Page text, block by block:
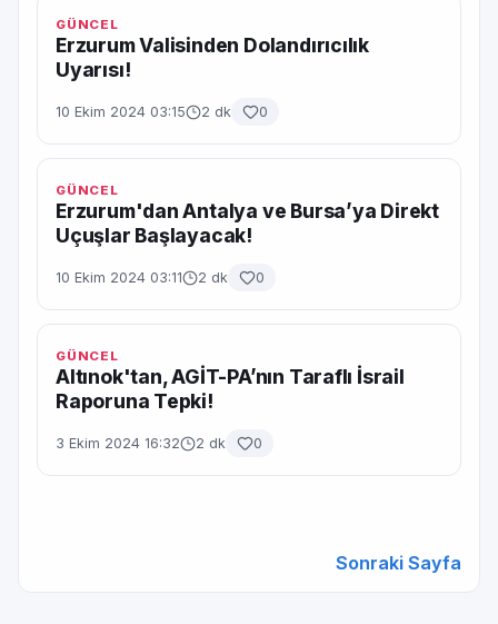
GÜNCEL
Erzurum Valisinden Dolandırıcılık
Uyarısı!
10 Ekim 2024 03:15 2 dk 0
GÜNCEL
Erzurum'dan Antalya ve Bursa’ya Direkt
Uçuşlar Başlayacak!
10 Ekim 2024 03:11 2 dk 0
GÜNCEL
Altınok'tan, AGİT-PA’nın Taraflı İsrail
Raporuna Tepki!
3 Ekim 2024 16:32 2 dk 0
Sonraki Sayfa